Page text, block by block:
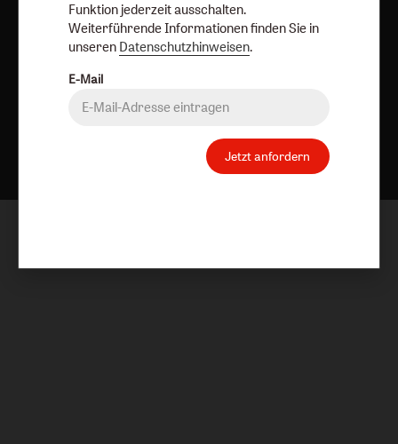
Funktion jederzeit ausschalten.
Weiterführende Informationen finden Sie in
unseren Datenschutzhinweisen.
E-Mail
Jetzt anfordern